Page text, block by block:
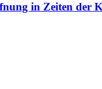
in Zeiten der